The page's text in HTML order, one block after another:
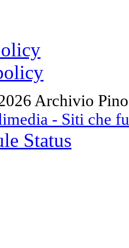
Archivio
- Siti che
Status